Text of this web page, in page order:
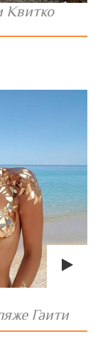
Квитко
Гаити